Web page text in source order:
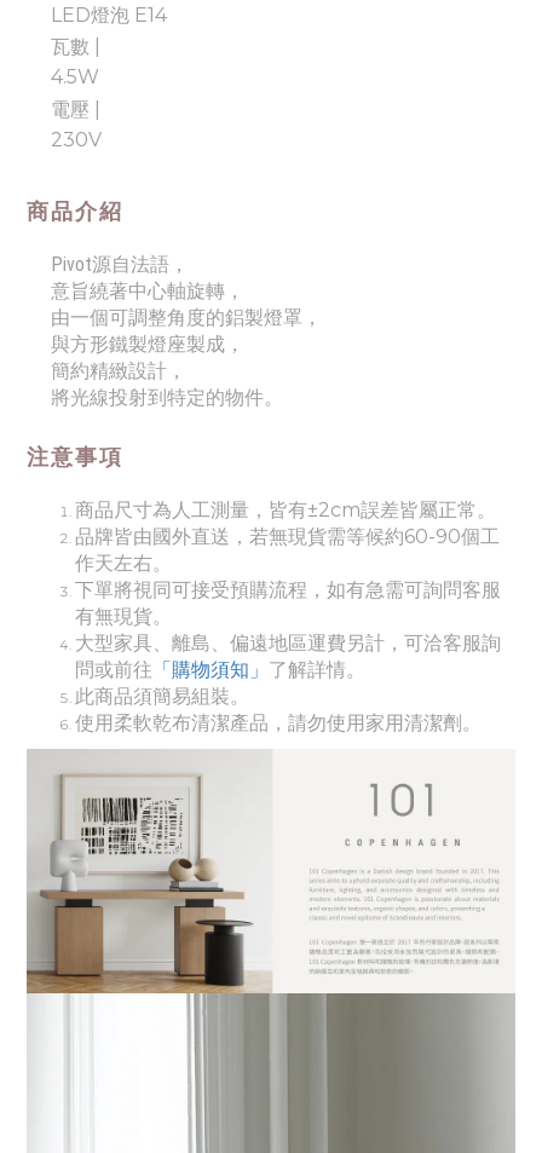
LED燈泡 E14
瓦數 |
4.5W
電壓 |
230V
商品介紹
Pivot源自法語，
意旨繞著中心軸旋轉，
由一個可調整角度的鋁製燈罩，
與方形鐵製燈座製成，
簡約精緻設計，
將光線投射到特定的物件。
注意事項
商品尺寸為人工測量，皆有±2cm誤差皆屬正常。
品牌皆由國外直送，若無現貨需等候約60-90個工
作天左右。
下單將視同可接受預購流程，如有急需可詢問客服
有無現貨。
大型家具、離島、偏遠地區運費另計，可洽客服詢
問或前往 「購物須知」 了解詳情。
此商品須簡易組裝。
使用柔軟乾布清潔產品， 請勿使用家用清潔劑。